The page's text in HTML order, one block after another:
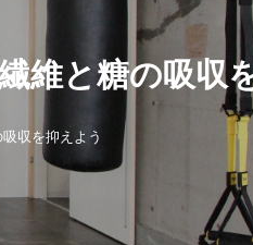
維と糖の吸収
収を抑えよう